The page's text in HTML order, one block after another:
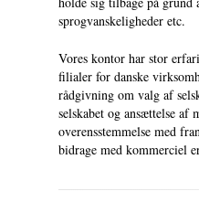
sprogvanskeligheder etc.
Vores kontor har stor
filialer for danske
rådgivning om valg af
selskabet og ansættelse af
overensstemmelse med
bidrage med kommerciel